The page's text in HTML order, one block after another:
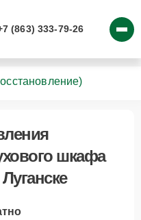
(863) 333-79-26
шкафа